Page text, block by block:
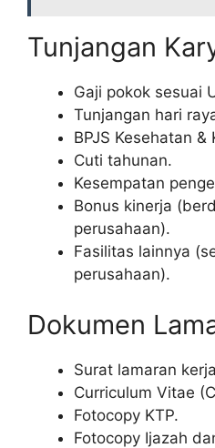
Tunjangan
Gaji pokok sesuai
Tunjangan hari
BPJS Kesehatan
Cuti tahunan.
Kesempatan
Bonus kinerja
perusahaan).
Fasilitas lainnya
perusahaan).
Dokumen
Surat lamaran
Curriculum Vitae
Fotocopy KTP.
Fotocopy Ijazah